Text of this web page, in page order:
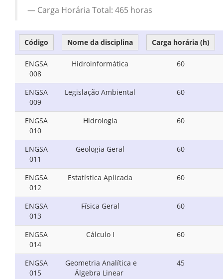
Carga Horária Total: 465 horas
Código Nome da disciplina Carga horária (h)
ENGSA
008
Hidroinformática 60
ENGSA
009
Legislação Ambiental 60
ENGSA
010
Hidrologia 60
ENGSA
011
Geologia Geral 60
ENGSA
012
Estatística Aplicada 60
ENGSA
013
Física Geral 60
ENGSA
014
Cálculo I 60
ENGSA
015
Geometria Analítica e
Álgebra Linear
45